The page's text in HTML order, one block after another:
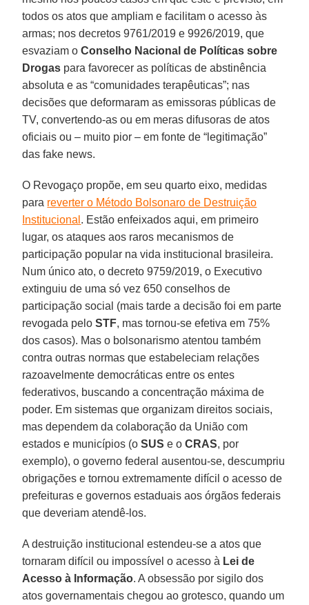
todos os atos que ampliam e facilitam o acesso às
armas; nos decretos 9761/2019 e 9926/2019, que
esvaziam oConselho Nacional de Políticas sobre
Drogas para favorecer as políticas de abstinência
absoluta e as “comunidades terapêuticas”; nas
decisões que deformaram as emissoras públicas de
TV, convertendo-as ou em meras difusoras de atos
oficiais ou – muito pior – em fonte de “legitimação”
das fake news.
O Revogaço propõe, em seu quarto eixo, medidas
para reverter o Método Bolsonaro de Destruição
Institucional . Estão enfeixados aqui, em primeiro
lugar, os ataques aos raros mecanismos de
participação popular na vida institucional brasileira.
Num único ato, o decreto 9759/2019, o Executivo
extinguiu de uma só vez 650 conselhos de
participação social (mais tarde a decisão foi em parte
revogada peloSTF, mas tornou-se efetiva em 75%
dos casos). Mas o bolsonarismo atentou também
contra outras normas que estabeleciam relações
razoavelmente democráticas entre os entes
federativos, buscando a concentração máxima de
poder. Em sistemas que organizam direitos sociais,
mas dependem da colaboração da União com
estados e municípios (oSUS e oCRAS, por
exemplo), o governo federal ausentou-se, descumpriu
obrigações e tornou extremamente difícil o acesso de
prefeituras e governos estaduais aos órgãos federais
que deveriam atendê-los.
A destruição institucional estendeu-se a atos que
tornaram difícil ou impossível o acesso à Lei de
Acesso à Informação. A obsessão por sigilo dos
atos governamentais chegou ao grotesco, quando um